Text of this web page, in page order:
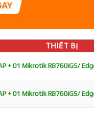
THIẾT BỊ
+ 01 Mikrotik RB760iGS/
+ 01 Mikrotik RB760iGS/